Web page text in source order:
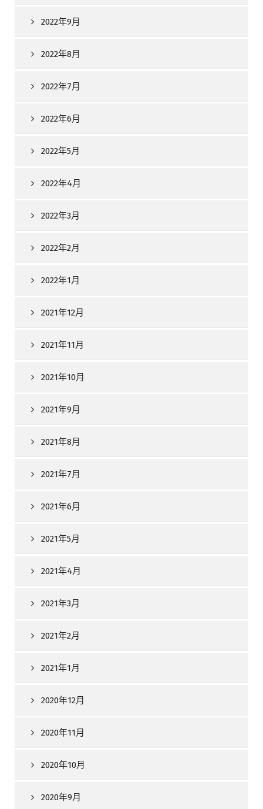
2022年9月
2022年8月
2022年7月
2022年6月
2022年5月
2022年4月
2022年3月
2022年2月
2022年1月
2021年12月
2021年11月
2021年10月
2021年9月
2021年8月
2021年7月
2021年6月
2021年5月
2021年4月
2021年3月
2021年2月
2021年1月
2020年12月
2020年11月
2020年10月
2020年9月